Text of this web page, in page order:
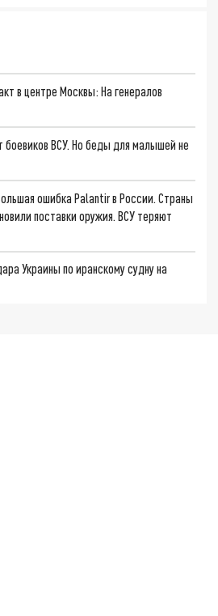
в центре Москвы: На генералов
боевиков ВСУ. Но беды для малышей не
ошибка Palantir в России. Страны
поставки оружия. ВСУ теряют
Украины по иранскому судну на